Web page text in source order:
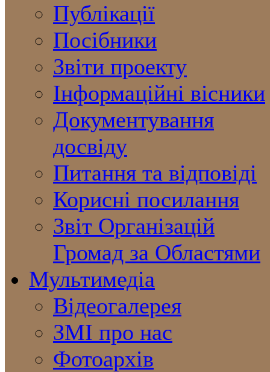
Публікації
Посібники
Звіти проекту
Інформаційні вісники
Документування
досвіду
Питання та відповіді
Корисні посилання
Звіт Організацій
Громад за Областями
Мультимедіа
Відеогалерея
ЗМІ про нас
Фотоархів